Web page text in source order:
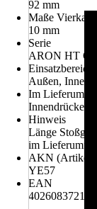
92 mm
Maße
10 mm
Serie
ARON HT
Einsatzbereich
Außen, Innen
Im
Innendrücker,
Hinweis
Länge
im
AKN
YE57
EAN
4026083721270